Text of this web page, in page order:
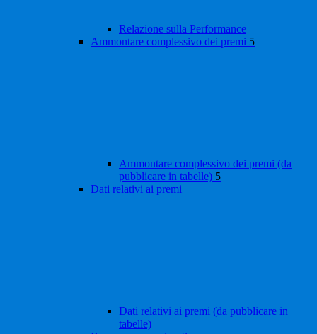
Relazione sulla Performance
Ammontare complessivo dei premi 5
Ammontare complessivo dei premi (da
pubblicare in tabelle) 5
Dati relativi ai premi
Dati relativi ai premi (da pubblicare in
tabelle)